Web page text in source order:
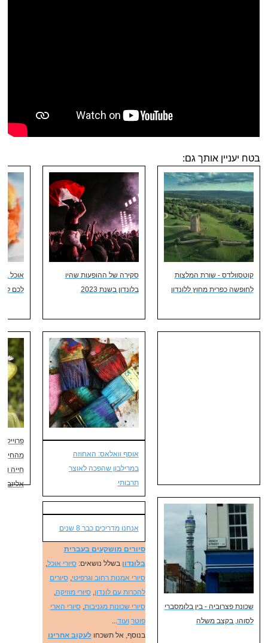
בטח יעניין אותך גם:
קוטסוולדס - שורת המלצות
לחופשה כפרית מחוץ ללונדון
סקירה של ההופעות שהיו
בלונדון בשנת 2023
לכם
אוסף וואלאס: האחוזה
במרילבון שהפכה לאוצר
תרבותי
אנחנו מדריכים כבר 8 שנים
סיורים מושקעים בעברית
בלונדון בשלל נושאים:סיורי אוכל,
סיורי אמנות רחוב וגרפיטי,סיורים
להכרות עם לונדון,סיורי מוזיקה,
סיורי שכונות מגניבות,סיורי הארי
פוטר ועוד...
בנוסף, אל תשכחולעקוב אחרינו
חייה
שכונת פצרוביה - בין בלומסברי
לסוהו, בקצב משלה